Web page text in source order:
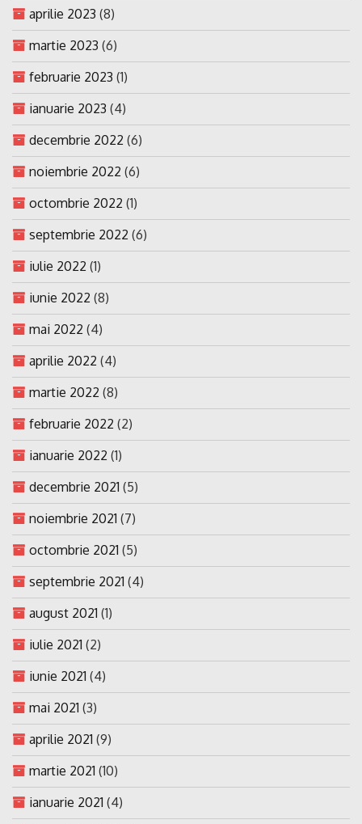
aprilie 2023 (8)
martie 2023 (6)
februarie 2023 (1)
ianuarie 2023 (4)
decembrie 2022 (6)
noiembrie 2022 (6)
octombrie 2022 (1)
septembrie 2022 (6)
iulie 2022 (1)
iunie 2022 (8)
mai 2022 (4)
aprilie 2022 (4)
martie 2022 (8)
februarie 2022 (2)
ianuarie 2022 (1)
decembrie 2021 (5)
noiembrie 2021 (7)
octombrie 2021 (5)
septembrie 2021 (4)
august 2021 (1)
iulie 2021 (2)
iunie 2021 (4)
mai 2021 (3)
aprilie 2021 (9)
martie 2021 (10)
ianuarie 2021 (4)